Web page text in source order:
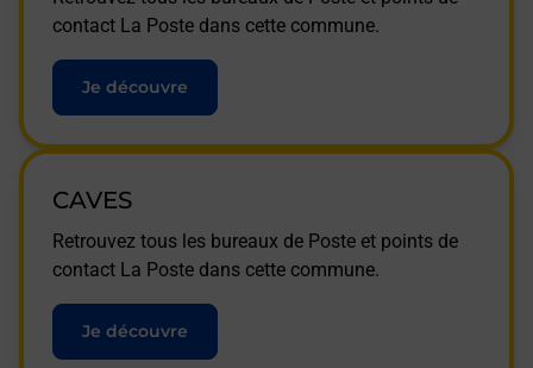
contact La Poste dans cette commune.
Je découvre
CAVES
Retrouvez tous les bureaux de Poste et points de
contact La Poste dans cette commune.
Je découvre